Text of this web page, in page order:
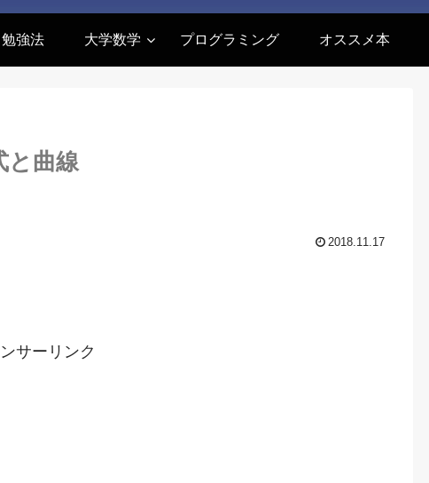
勉強法 大学数学 プログラミング オススメ本
と曲線
2018.11.17
サーリンク